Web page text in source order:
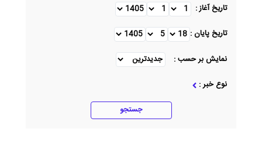
تاریخ آغاز :
تاریخ پایان :
نمایش بر حسب :
نوع خبر :
جستجو